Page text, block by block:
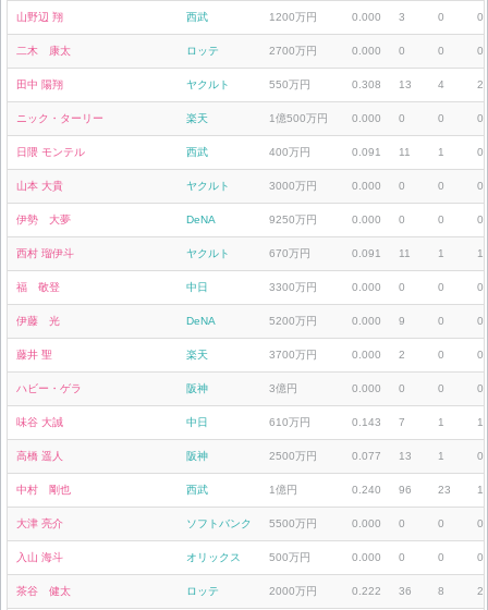
山野辺 翔 西武 1200万円 0.000 3 0 0
二木 康太 ロッテ 2700万円 0.000 0 0 0
田中 陽翔 ヤクルト 550万円 0.308 13 4 2
ニック・ターリー 楽天 1億500万円 0.000 0 0 0
日隈 モンテル 西武 400万円 0.091 11 1 0
山本 大貴 ヤクルト 3000万円 0.000 0 0 0
伊勢 大夢 DeNA 9250万円 0.000 0 0 0
西村 瑠伊斗 ヤクルト 670万円 0.091 11 1 1
福 敬登 中日 3300万円 0.000 0 0 0
伊藤 光 DeNA 5200万円 0.000 9 0 0
藤井 聖 楽天 3700万円 0.000 2 0 0
ハビー・ゲラ 阪神 3億円 0.000 0 0 0
味谷 大誠 中日 610万円 0.143 7 1 1
高橋 遥人 阪神 2500万円 0.077 13 1 0
中村 剛也 西武 1億円 0.240 96 23
大津 亮介 ソフトバンク 5500万円 0.000 0 0 0
入山 海斗 オリックス 500万円 0.000 0 0 0
茶谷 健太 ロッテ 2000万円 0.222 36 8 2